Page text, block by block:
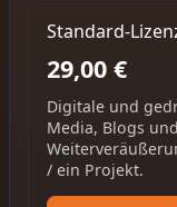
Standard-
29,00 €
Digitale und
Media, Blogs
/ ein Projekt.